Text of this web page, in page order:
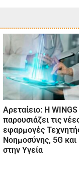
Αρεταίειο: Η WINGS
παρουσιάζει τις
εφαρμογές
Νοημοσύνης, 5G και
στην Υγεία